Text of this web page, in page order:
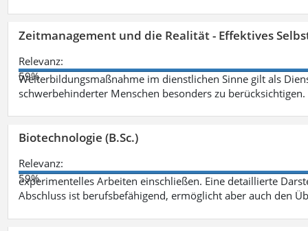
Zeitmanagement und die Realität - Effektives
Relevanz:
59%
Weiterbildungsmaßnahme im dienstlichen Sinne gilt als
schwerbehinderter Menschen besonders zu berücksichtigen.
Biotechnologie (B.Sc.)
Relevanz:
59%
experimentelles Arbeiten einschließen. Eine detaillierte
Abschluss ist berufsbefähigend, ermöglicht aber auch den